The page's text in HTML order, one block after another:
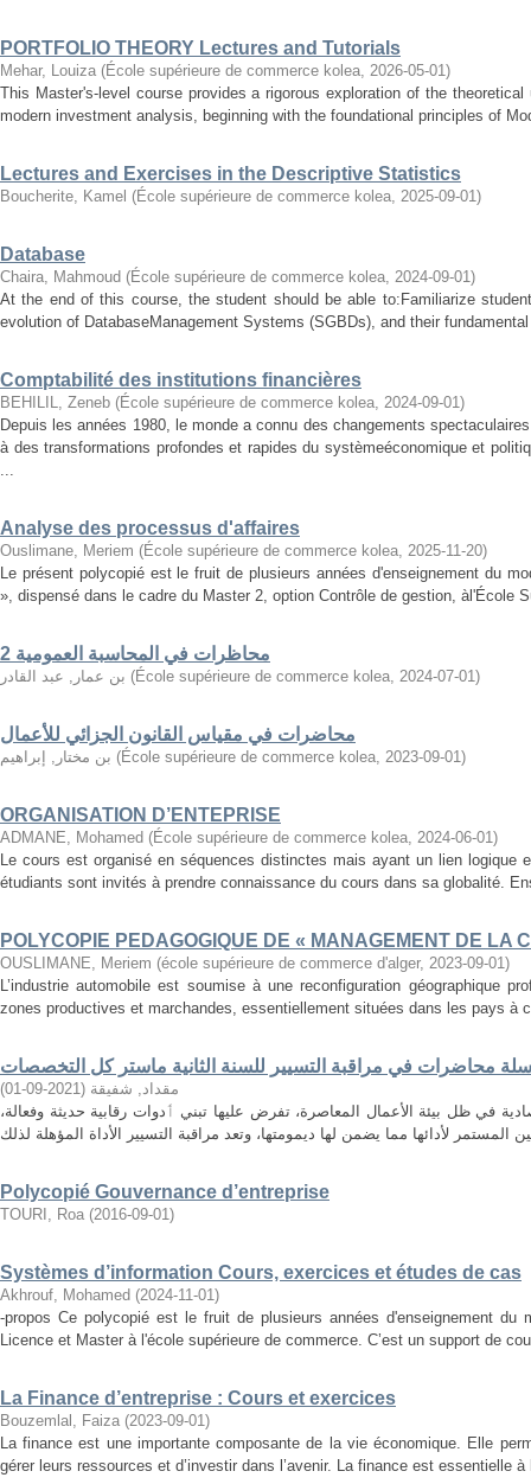
PORTFOLIO THEORY Lectures and Tutorials
Mehar, Louiza (École supérieure de commerce kolea, 2026-05-01)
This Master's-level course provides a rigorous exploration of the
modern investment analysis, beginning with the foundational principles of
Lectures and Exercises in the Descriptive Statistics
Boucherite, Kamel (École supérieure de commerce kolea, 2025-09-01)
Database
Chaira, Mahmoud (École supérieure de commerce kolea, 2024-09-01)
At the end of this course, the student should be able to:Familiarize
evolution of DatabaseManagement Systems (SGBDs), and their
Comptabilité des institutions financières
BEHILIL, Zeneb (École supérieure de commerce kolea, 2024-09-01)
Depuis les années 1980, le monde a connu des changements
à des transformations profondes et rapides du systèmeéconomique et
...
Analyse des processus d'affaires
Ouslimane, Meriem (École supérieure de commerce kolea, 2025-11-20)
Le présent polycopié est le fruit de plusieurs années d'enseignement du
», dispensé dans le cadre du Master 2, option Contrôle de gestion, àl'École
محاظرات في المحاسبة العمومية 2
بن عمار, عبد القادر (École supérieure de commerce kolea, 2024-07-01)
محاضرات في مقياس القانون الجزائي للأعمال
بن مختار, إبراهيم (École supérieure de commerce kolea, 2023-09-01)
ORGANISATION D’ENTEPRISE
ADMANE, Mohamed (École supérieure de commerce kolea, 2024-06-01)
Le cours est organisé en séquences distinctes mais ayant un lien logique
étudiants sont invités à prendre connaissance du cours dans sa globalité.
POLYCOPIE PEDAGOGIQUE DE « MANAGEMENT DE LA
OUSLIMANE, Meriem (école supérieure de commerce d'alger, 2023-09-01)
L’industrie automobile est soumise à une reconfiguration géographique
zones productives et marchandes, essentiellement situées dans les pays à
محاضرات في مراقبة التسيير للسنة الثانية ماستر كل التخصصات
مقداد, شفيقة (
2021-09-01
)
في ظل بيئة الأعمال المعاصرة، تفرض عليها تبني ٲدوات رقابية حديثة وفعالة،
Polycopié Gouvernance d’entreprise
TOURI, Roa (2016-09-01)
Systèmes d’information Cours, exercices et études de cas
Akhrouf, Mohamed (2024-11-01)
-propos Ce polycopié est le fruit de plusieurs années d'enseignement du
Licence et Master à l'école supérieure de commerce. C’est un support de
La Finance d’entreprise : Cours et exercices
Bouzemlal, Faiza (2023-09-01)
La finance est une importante composante de la vie économique. Elle
gérer leurs ressources et d’investir dans l’avenir. La finance est essentielle